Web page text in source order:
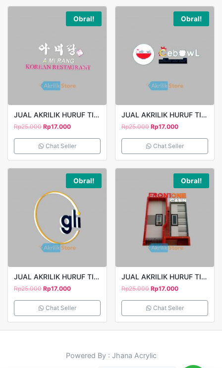
Obral!
JUAL AKRILIK HURUF TIMBUL AMIRANG
Rp25.000 Rp17.000
Chat Seller
Obral!
JUAL AKRILIK HURUF TIMBUL CEBOWL
Rp25.000 Rp17.000
Chat Seller
Obral!
JUAL AKRILIK HURUF TIMBUL GLI
Rp25.000 Rp17.000
Chat Seller
Obral!
JUAL AKRILIK HURUF TIMBUL FRONTONE
Rp25.000 Rp17.000
Chat Seller
Powered By : Jhana Acrylic